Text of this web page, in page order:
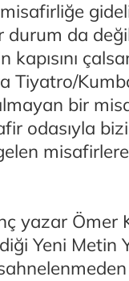
durum da
Tiyatro/
bir
odasıyla
misafirlere
yazar Ömer
Yeni Metin